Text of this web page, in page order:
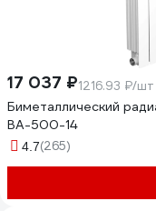
17 037 ₽1216.93 ₽/шт
Биметаллический
BA-500-14
4.7(265)